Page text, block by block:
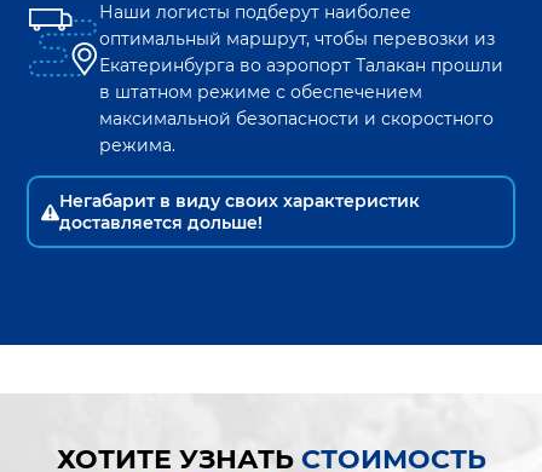
Наши логисты подберут наиболее
оптимальный маршрут, чтобы перевозки из
Екатеринбурга воаэропорт Талакан прошли
в штатном режиме с обеспечением
максимальной безопасности и скоростного
режима.
Негабарит в виду своих характеристик
доставляется дольше!
ХОТИТЕ УЗНАТЬ СТОИМОСТЬ